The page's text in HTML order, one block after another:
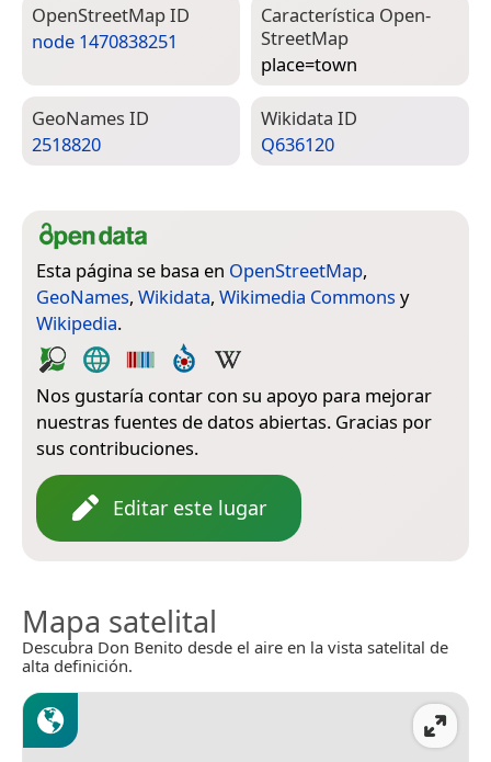
Open­Street­Map ID
node 1470838251
Característica Open­
Street­Map
place=­town
Geo­Names ID
2518820
Wiki­data ID
Q636120
Esta página se basa en OpenStreetMap,
GeoNames, Wikidata, Wikimedia Commons y
Wikipedia.
Nos gustaría contar con su apoyo para mejorar
nuestras fuentes de datos abiertas. Gracias por
sus contribuciones.
Editar este lugar
Mapa satelital
Descubra Don Benito desde el aire en la vista satelital de
alta definición.